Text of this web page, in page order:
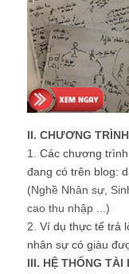
II. CHƯƠNG
1. Các chương
đang có trên blog:
(Nghề Nhân sự,
cao thu nhập ...)
2. Ví dụ thực tế trả
nhân sự có giàu
III. HỆ THỐNG TÀI